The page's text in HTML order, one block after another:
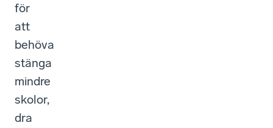
för
att
behöva
stänga
mindre
skolor,
dra